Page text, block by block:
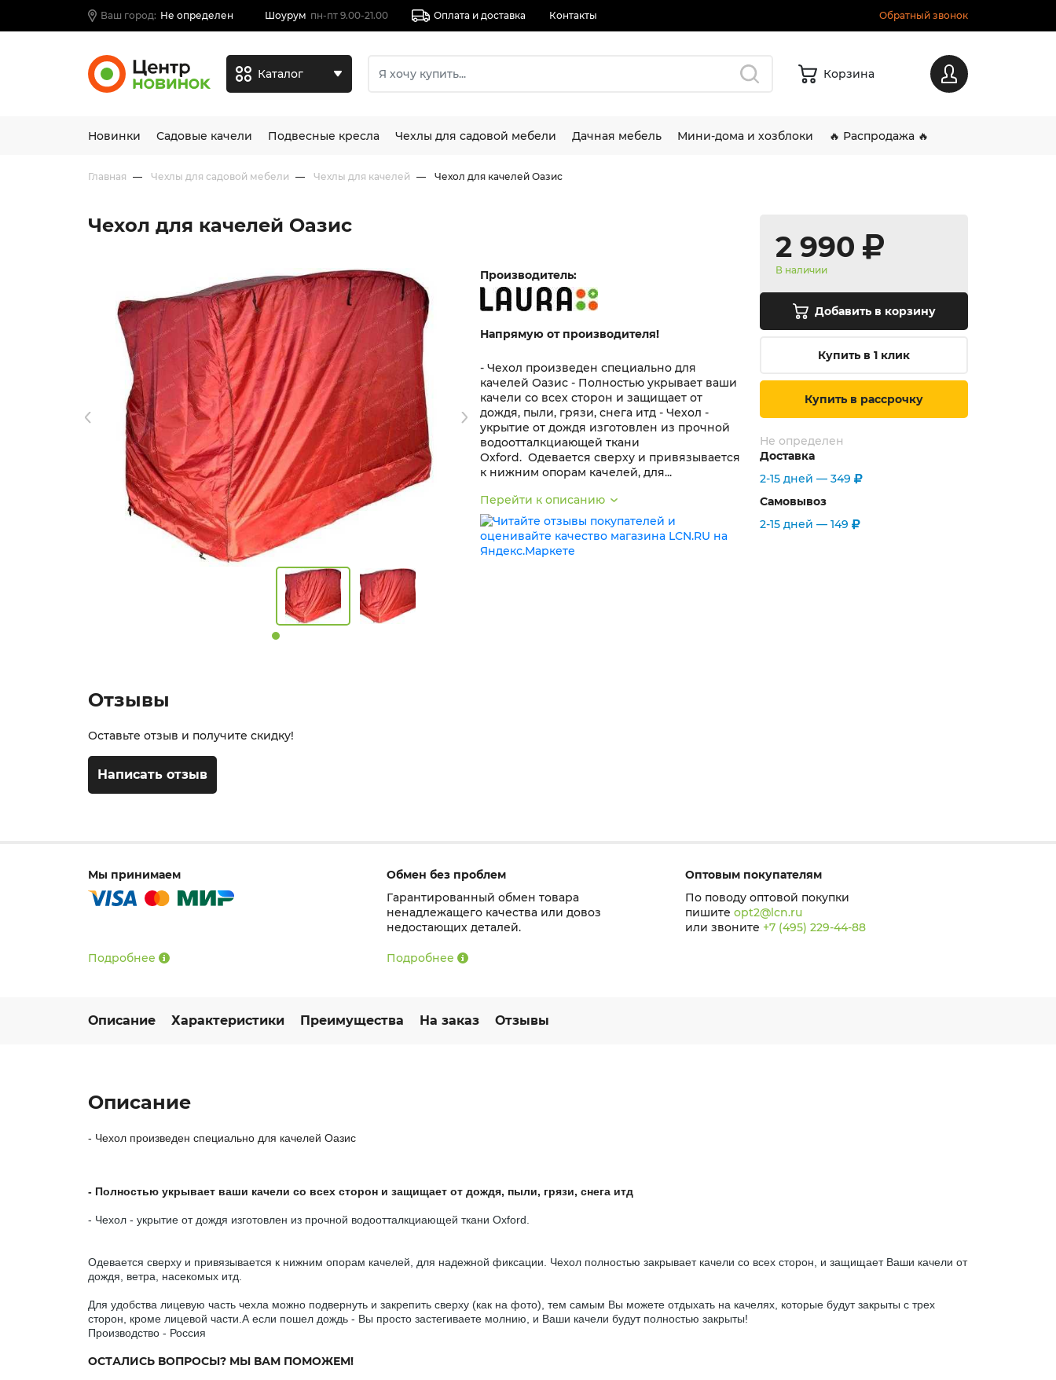
Ваш город: Не определен Шоурум пн-пт 9.00-21.00 Оплата и доставка Контакты Обратный звонок
Каталог Корзина Вход
Новинки Садовые качели Подвесные кресла Чехлы для садовой мебели Дачная мебель Мини-дома и хозблоки 🔥 Распродажа 🔥
Главная Чехлы для садовой мебели Чехлы для качелей Чехол для качелей Оазис
Чехол для качелей Оазис
Производитель:
Напрямую от производителя!
- Чехол произведен специально для
качелей Оазис - Полностью укрывает ваши
качели со всех сторон и защищает от
дождя, пыли, грязи, снега итд - Чехол -
укрытие от дождя изготовлен из прочной
водоотталкциающей ткани
Oxford. Одевается сверху и привязывается
к нижним опорам качелей, для...
Перейти к описанию
2 990
В наличии
Добавить в корзину
Купить в 1 клик
Купить в рассрочку
Не определен
Доставка
2-15 дней — 349
Самовывоз
2-15 дней — 149
Отзывы
Оставьте отзыв и получите скидку!
Написать отзыв
Мы принимаем
Подробнее
Обмен без проблем
Гарантированный обмен товара
ненадлежащего качества или довоз
недостающих деталей.
Подробнее
Оптовым покупателям
По поводу оптовой покупки
пишите opt2@lcn.ru
или звоните +7 (495) 229-44-88
Описание Характеристики Преимущества На заказ Отзывы
Описание
- Чехол произведен специально для качелей Оазис
- Полностью укрывает ваши качели со всех сторон и защищает от дождя, пыли, грязи, снега итд
- Чехол - укрытие от дождя изготовлен из прочной водоотталкциающей ткани Oxford.
Одевается сверху и привязывается к нижним опорам качелей, для надежной фиксации. Чехол полностью закрывает качели со всех сторон, и защищает Ваши качели от
дождя, ветра, насекомых итд.
Для удобства лицевую часть чехла можно подвернуть и закрепить сверху (как на фото), тем самым Вы можете отдыхать на качелях, которые будут закрыты с трех
сторон, кроме лицевой части.А если пошел дождь - Вы просто застегиваете молнию, и Ваши качели будут полностью закрыты!
Производство - Россия
ОСТАЛИСЬ ВОПРОСЫ? МЫ ВАМ ПОМОЖЕМ!